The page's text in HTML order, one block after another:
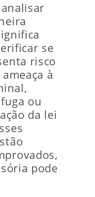
se
risco
à
ou
da lei
pode